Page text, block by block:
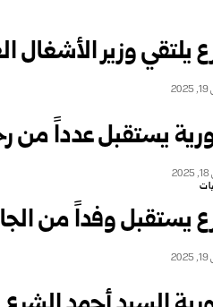
يلتقي وزير الأشغال
يستقبل عدداً من
يستقبل وفداً من